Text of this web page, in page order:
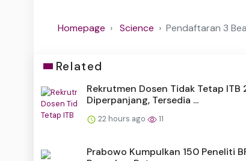
Homepage Science Pendaftaran 3
Related
Rekrutmen Dosen Tidak Tetap ITB
Diperpanjang, Tersedia ...
22 hours ago 11
Prabowo Kumpulkan 150 Peneliti